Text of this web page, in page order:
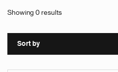
Showing 0 results
Sort by